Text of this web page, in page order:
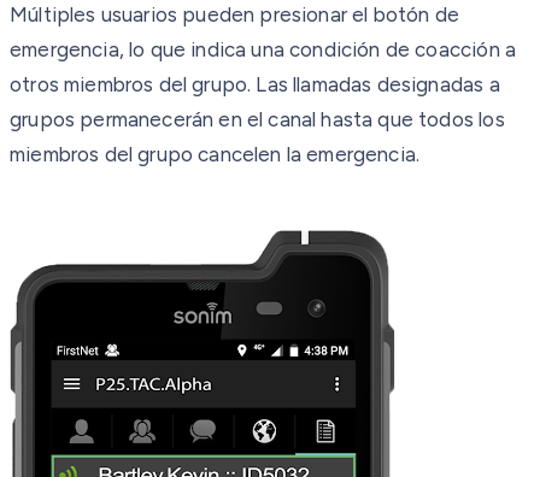
Múltiples usuarios pueden presionar el botón de
emergencia, lo que indica una condición de coacción a
otros miembros del grupo. Las llamadas designadas a
grupos permanecerán en el canal hasta que todos los
miembros del grupo cancelen la emergencia.